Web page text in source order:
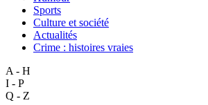
Sports
Culture et société
Actualités
Crime : histoires vraies
A - H
I - P
Q - Z